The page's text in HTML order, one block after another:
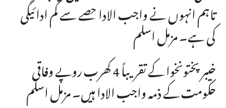
تاہم انہوں نے واجب الادا حصے سے کم ادائیگی
کی ہے۔ مزمل اسلم
خیبرپختونخوا کے تقریباً 4 کھرب روپے وفاقی
حکومت کے ذمہ واجب الادا ہیں۔ مزمل اسلم